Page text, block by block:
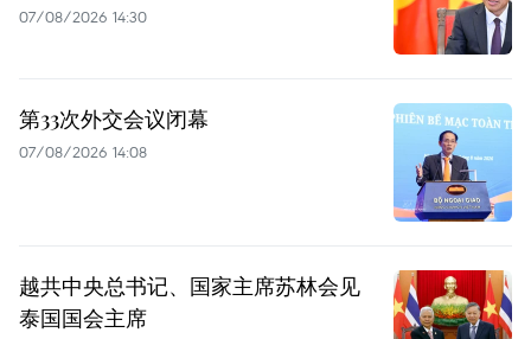
07/08/2026 14:30
第33次外交会议闭幕
07/08/2026 14:08
越共中央总书记、国家主席苏林会见
泰国国会主席